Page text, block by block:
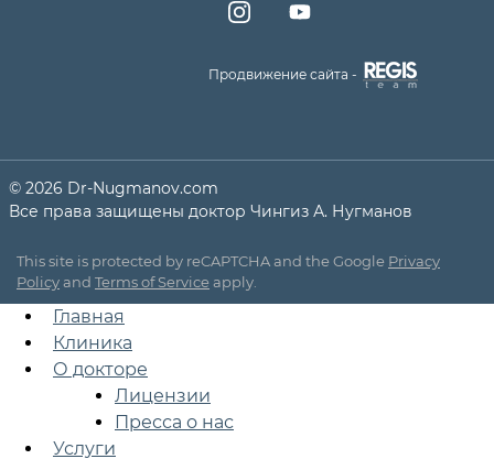
Продвижение сайта -
© 2026 Dr-Nugmanov.com
Все права защищены доктор Чингиз А. Нугманов
This site is protected by reCAPTCHA and the Google Privacy
Policy and Terms of Service apply.
Главная
Клиника
О докторе
Лицензии
Пресса о нас
Услуги